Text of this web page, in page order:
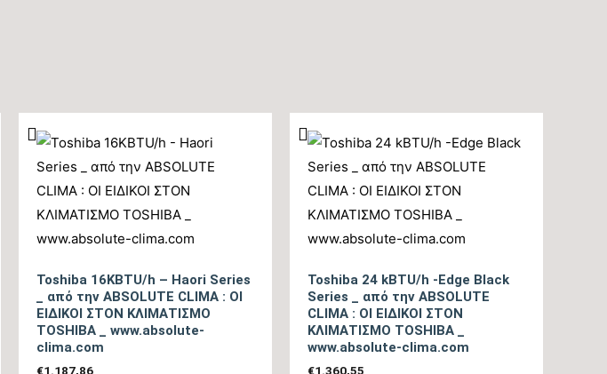
(BTU/h) 26.614
(BTU/h)
Θέρμανσης Θ/Ζ
Θέρμανσης (COP) tbc
– Θερμή Ζώνη
Toshiba 16KBTU/h – Haori Series
_ από την ABSOLUTE CLIMA : ΟΙ
ΕΙΔΙΚΟΙ ΣΤΟΝ ΚΛΙΜΑΤΙΣΜΟ
TOSHIBA _ www.absolute-
clima.com
€1.187,86
Toshiba 24 kBTU/h -Edge Black
Series _ από την ABSOLUTE
CLIMA : ΟΙ ΕΙΔΙΚΟΙ ΣΤΟΝ
ΚΛΙΜΑΤΙΣΜΟ TOSHIBA _
www.absolute-clima.com
€1.360,55